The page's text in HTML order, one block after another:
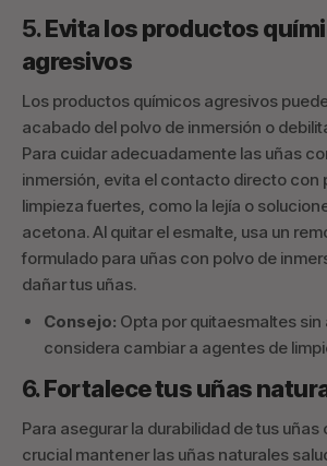
5.Evita los productos
agresivos
Los productos químicos agresivos
acabado del polvo de inmersión o
Para cuidar adecuadamente las uñas
inmersión, evita el contacto directo con
limpieza fuertes, como la lejía o
acetona. Al quitar el esmalte, usa un
formulado para uñas con polvo de
dañar tus uñas.
Consejo: Opta por quitaesmaltes
considera cambiar a agentes de
6.Fortalece tus uñas
Para asegurar la durabilidad de tus
crucial mantener las uñas naturales